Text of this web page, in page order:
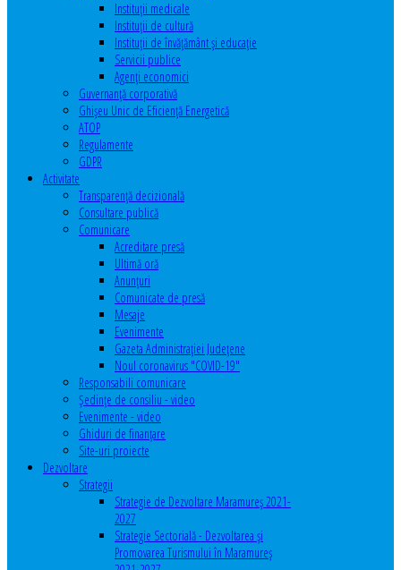
Instituţii medicale
Instituţii de cultură
Instituţii de învăţământ şi educaţie
Servicii publice
Agenţi economici
Guvernanță corporativă
Ghişeu Unic de Eficienţă Energetică
ATOP
Regulamente
GDPR
Activitate
Transparenţă decizională
Consultare publică
Comunicare
Acreditare presă
Ultimă oră
Anunţuri
Comunicate de presă
Mesaje
Evenimente
Gazeta Administraţiei Judeţene
Noul coronavirus "COVID-19"
Responsabili comunicare
Şedinţe de consiliu - video
Evenimente - video
Ghiduri de finanţare
Site-uri proiecte
Dezvoltare
Strategii
Strategie de Dezvoltare Maramureș 2021-
2027
Strategie Sectorială - Dezvoltarea și
Promovarea Turismului în Maramureș